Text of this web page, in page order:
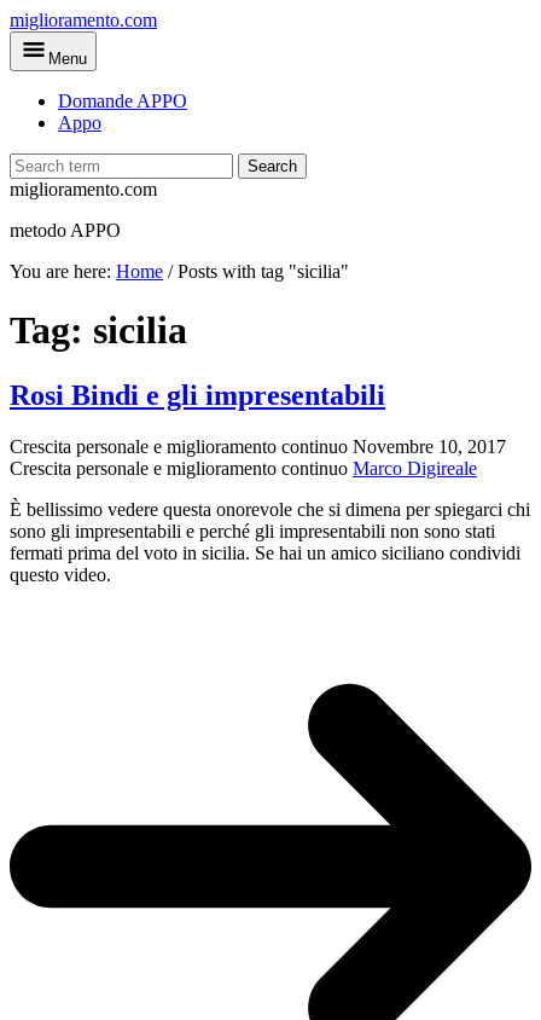
Skip
to
main
miglioramento.com
Menu
Domande APPO
Appo
Search
miglioramento.com
metodo APPO
You are here: Home /Posts with tag "sicilia"
Tag: sicilia
Rosi Bindi e gli impresentabili
Crescita personale e miglioramento continuo Novembre 10, 2017
Crescita personale e miglioramento continuo Marco Digireale
È bellissimo vedere questa onorevole che si dimena per spiegarci chi
sono gli impresentabili e perché gli impresentabili non sono stati
fermati prima del voto in sicilia. Se hai un amico siciliano condividi
questo video.